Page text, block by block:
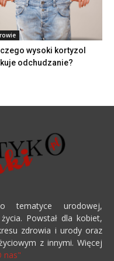
wysoki kortyzol
odchudzanie?
tematyce urodowej,
Powstał dla kobiet,
zdrowia i urody oraz
z innymi. Więcej
nas"